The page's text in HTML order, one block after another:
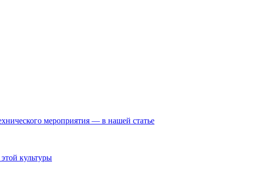
мероприятия — в нашей статье
культуры